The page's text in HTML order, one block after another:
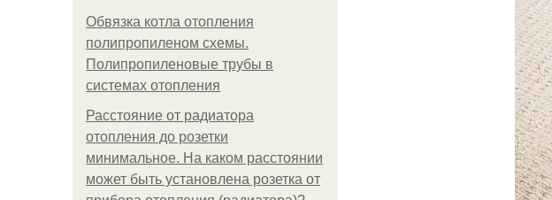
Обвязка котла отопления
полипропиленом схемы.
Полипропиленовые трубы в
системах отопления
Расстояние от радиатора
отопления до розетки
минимальное. На каком расстоянии
может быть установлена розетка от